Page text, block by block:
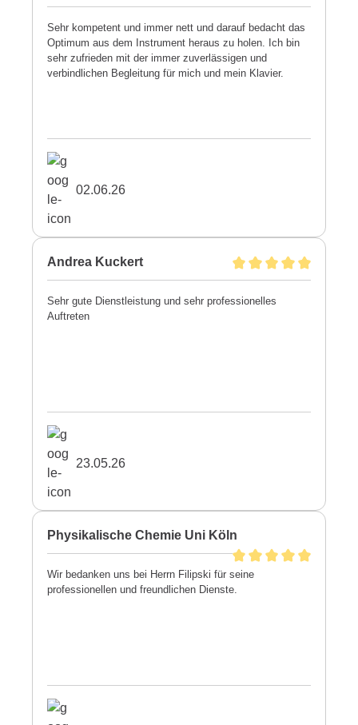
Sehr kompetent und immer nett und darauf bedacht das
Optimum aus dem Instrument heraus zu holen. Ich bin
sehr zufrieden mit der immer zuverlässigen und
verbindlichen Begleitung für mich und mein Klavier.
02.06.26
Andrea Kuckert
Sehr gute Dienstleistung und sehr professionelles
Auftreten
23.05.26
Physikalische Chemie Uni Köln
Wir bedanken uns bei Herrn Filipski für seine
professionellen und freundlichen Dienste.